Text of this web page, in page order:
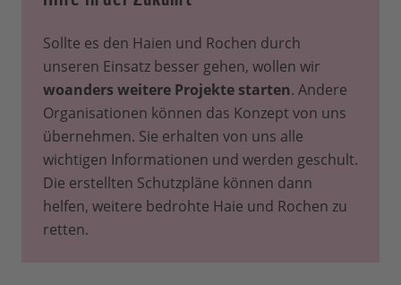
Sollte es den Haien und Rochen durch
unseren Einsatz besser gehen, wollen wir
woanders weitere Projekte starten. Andere
Organisationen können das Konzept von uns
übernehmen. Sie erhalten von uns alle
wichtigen Informationen und werden geschult.
Die erstellten Schutzpläne können dann
helfen, weitere bedrohte Haie und Rochen zu
retten.